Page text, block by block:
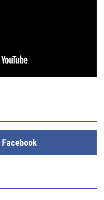
Facebook